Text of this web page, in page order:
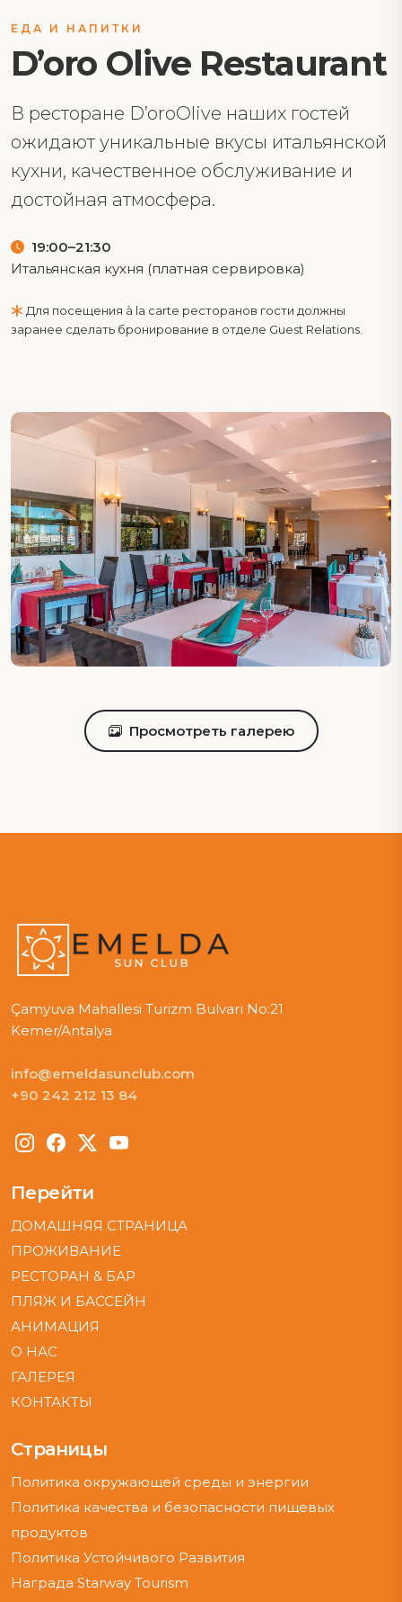
ЕДА И НАПИТКИ
D’oro Olive Restaurant
В ресторане D’oroOlive наших гостей
ожидают уникальные вкусы итальянской
кухни, качественное обслуживание и
достойная атмосфера.
19:00–21:30
Итальянская кухня (платная сервировка)
Для посещения à la carte ресторанов гости должны
заранее сделать бронирование в отделе Guest Relations.
Просмотреть галерею
Çamyuva Mahallesi Turizm Bulvarı No:21
Kemer/Antalya
info@emeldasunclub.com
+90 242 212 13 84
Перейти
ДОМАШНЯЯ СТРАНИЦА
ПРОЖИВАНИЕ
РЕСТОРАН & БАР
ПЛЯЖ И БАССЕЙН
АНИМАЦИЯ
О НАС
ГАЛЕРЕЯ
КОНТАКТЫ
Страницы
Политика окружающей среды и энергии
Политика качества и безопасности пищевых
продуктов
Политика Устойчивого Развития
Награда Starway Tourism